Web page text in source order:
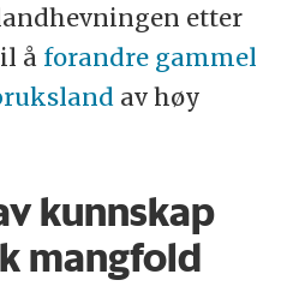
etter
å forandre gammel
av høy
kunnskap
mangfold